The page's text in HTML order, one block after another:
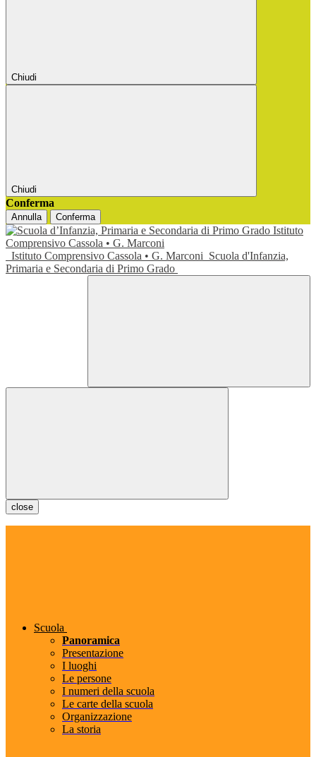
Chiudi
Chiudi
Conferma
Annulla Conferma
Istituto Comprensivo Cassola • G. Marconi Scuola d'Infanzia,
Primaria e Secondaria di Primo Grado
close
Scuola
Panoramica
Presentazione
I luoghi
Le persone
I numeri della scuola
Le carte della scuola
Organizzazione
La storia